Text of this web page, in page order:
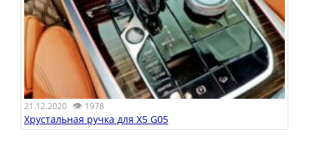
21.12.2020 👁 1978
Хрустальная ручка для X5 G05